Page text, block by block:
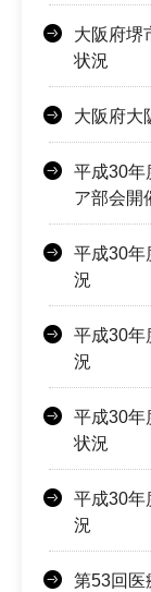
大阪府堺
状況
大阪府大
平成30年
ア部会開
平成30年
況
平成30年
況
平成30年
状況
平成30年
況
第53回